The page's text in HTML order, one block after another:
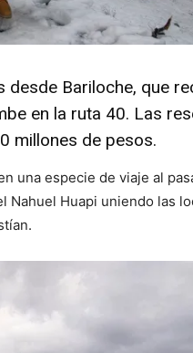
desde Bariloche, que
en la ruta 40. Las
millones de pesos.
una especie de viaje al
Nahuel Huapi uniendo las